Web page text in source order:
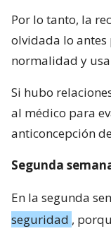
Por lo tanto, la
olvidada lo antes
normalidad y
Si hubo
al médico para
anticoncepción
Segunda
En la segunda
seguridad ,